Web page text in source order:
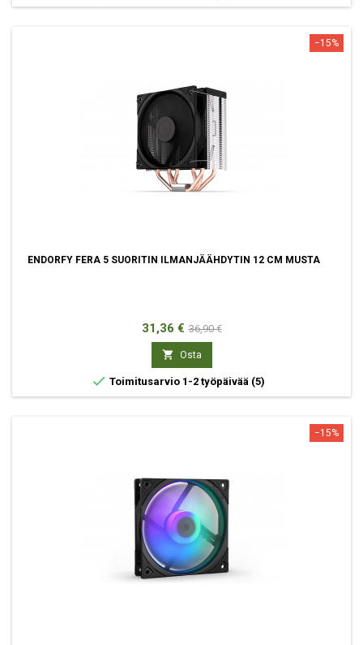
−15%
ENDORFY FERA 5 SUORITIN ILMANJÄÄHDYTIN 12 CM MUSTA
Hinta
31,36 € Normaali
hinta
36,90 €
 Osta
 Toimitusarvio 1-2 työpäivää (5)
−15%